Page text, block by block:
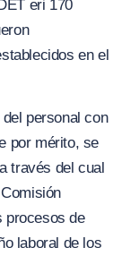
eri 170
en el
personal con
por mérito, se
través del cual
procesos de
laboral de los